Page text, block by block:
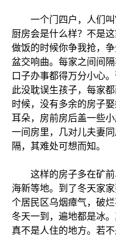
一个门四户，人们叫”
厨房会是什么样？不是
做饭的时候你争我抢，
盆交响曲。每家之间间
口子办事都得万分小心
此没耽误生孩子，每家
时候，没有多余的房子
耳朵，房前房后盖一些
一间房里，几对儿夫妻
隔，其难处可想而知。
这样的房子多在矿前
海新等地。到了冬天家
个居民区乌烟瘴气，破
冬天一到，遍地都是冰
真不是人住的地方。若